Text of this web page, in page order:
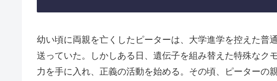
幼い頃に両親を亡くしたピーターは、大学進学を控えた普
送っていた。しかしある日、遺伝子を組み替えた特殊なク
力を手に入れ、正義の活動を始める。その頃、ピーターの